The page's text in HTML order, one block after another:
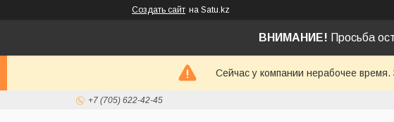
Создать сайт на Satu.kz
ВНИМАНИЕ! Просьба
Сейчас у компании нерабочее
+7 (705) 622-42-45